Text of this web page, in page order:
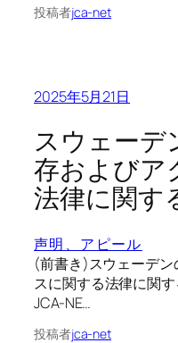
投稿者jca-net
2025年5月21日
スウェーデ
存およびア
法律に関す
声明、アピール
(前書き)スウェーデ
スに関する法律に関
JCA-NE…
投稿者jca-net